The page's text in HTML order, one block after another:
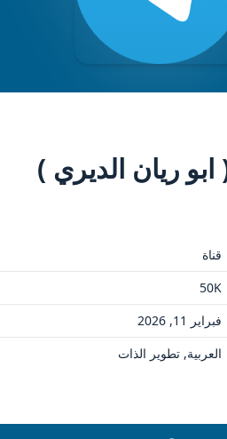
ريان الديري )
قناة
50K
فبراير 11, 2026
العربية, تطوير الذات